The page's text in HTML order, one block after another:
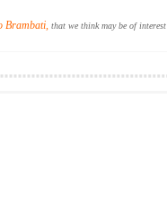
Brambati, that we think may be of